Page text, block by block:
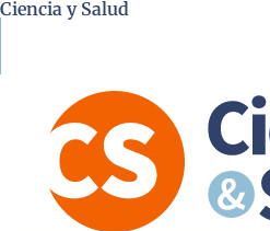
Ciencia y Salud